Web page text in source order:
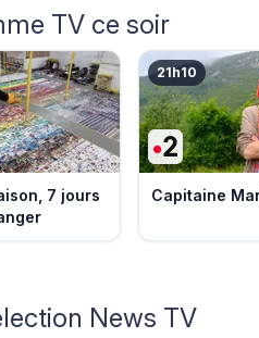
TV ce soir
7 jours
21h10
Capitaine
News TV